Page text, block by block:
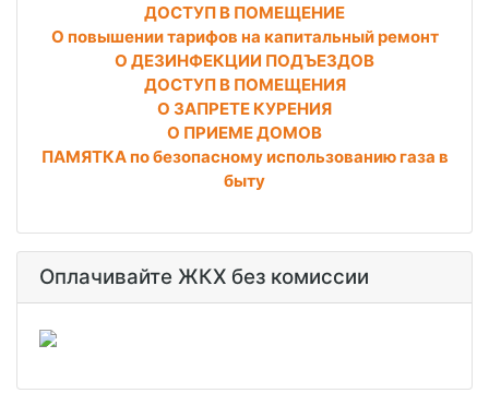
ДОСТУП В ПОМЕЩЕНИЕ
О повышении тарифов на капитальный ремонт
О ДЕЗИНФЕКЦИИ ПОДЪЕЗДОВ
ДОСТУП В ПОМЕЩЕНИЯ
О ЗАПРЕТЕ КУРЕНИЯ
О ПРИЕМЕ ДОМОВ
ПАМЯТКА по безопасному использованию газа в
быту
Оплачивайте ЖКХ без комиссии